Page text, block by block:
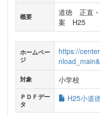
概要
道徳 正直
案 H25
ホームペー
ジ
https://
対象 小学校
ＰＤＦデー
タ
H25小道